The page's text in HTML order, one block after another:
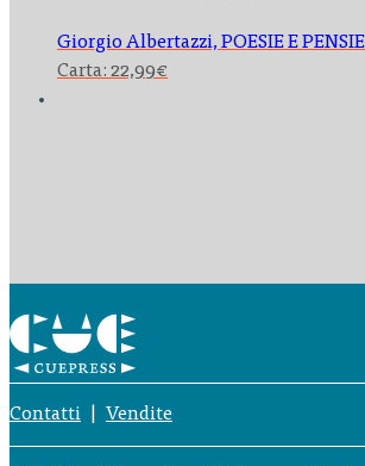
Giorgio Albertazzi,POESIE E
Carta: 22,99€
Contatti Vendite